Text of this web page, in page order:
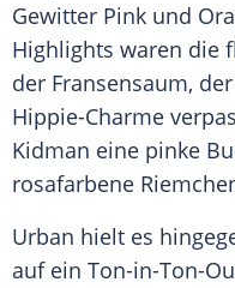
Gewitter Pink und
Highlights waren die
der Fransensaum,
Hippie-Charme
Kidman eine pinke
rosafarbene
Urban hielt es
auf ein Ton-in-Ton-